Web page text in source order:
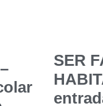
SER